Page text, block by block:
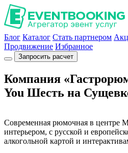
Блог Каталог Стать партнером
Продвижение Избранное
Запросить расчет
Компания
You Шесть на
Современная рюмочная в
интерьером, с русской и
алкогольной картой и